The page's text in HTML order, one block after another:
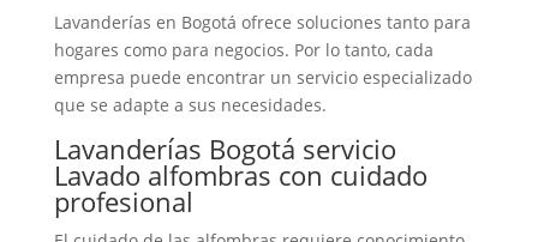
Lavanderías en Bogotá ofrece soluciones tanto para
hogares como para negocios. Por lo tanto, cada
empresa puede encontrar un servicio especializado
que se adapte a sus necesidades.
Lavanderías Bogotá servicio
Lavado alfombras con cuidado
profesional